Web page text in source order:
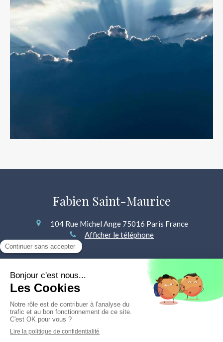
Fabien Saint-Maurice
104 Rue Michel Ange 75016 Paris France
Afficher le téléphone
Mentions légales
©2023 Fabien Saint-Maurice - Hypnothérapie Sexothérapie